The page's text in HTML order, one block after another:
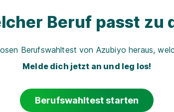
Beruf passt zu
Berufswahltest von Azubiyo heraus,
Melde dich jetzt an und leg los!
Berufswahltest starten